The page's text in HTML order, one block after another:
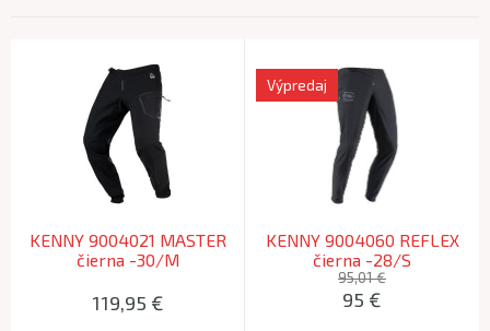
KENNY 9004021 MASTER
čierna -30/M
119,95 €
KENNY 9004060 REFLEX
čierna -28/S
Výpredaj
95,01 €
95 €